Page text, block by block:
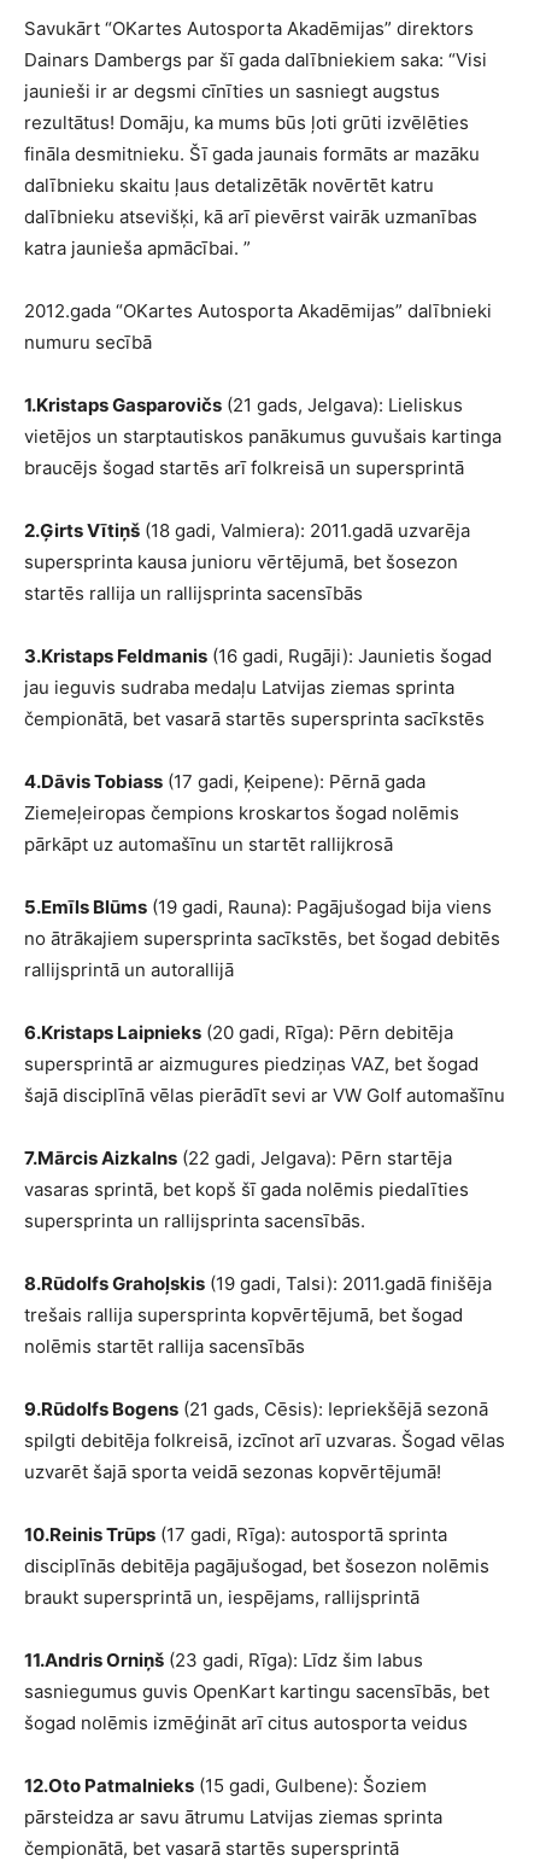
Savukārt “OKartes Autosporta Akadēmijas” direktors
Dainars Dambergs par šī gada dalībniekiem saka: “Visi
jaunieši ir ar degsmi cīnīties un sasniegt augstus
rezultātus! Domāju, ka mums būs ļoti grūti izvēlēties
fināla desmitnieku. Šī gada jaunais formāts ar mazāku
dalībnieku skaitu ļaus detalizētāk novērtēt katru
dalībnieku atsevišķi, kā arī pievērst vairāk uzmanības
katra jaunieša apmācībai. ”
2012.gada “OKartes Autosporta Akadēmijas” dalībnieki
numuru secībā
1.Kristaps Gasparovičs (21 gads, Jelgava): Lieliskus
vietējos un starptautiskos panākumus guvušais kartinga
braucējs šogad startēs arī folkreisā un supersprintā
2.Ģirts Vītiņš (18 gadi, Valmiera): 2011.gadā uzvarēja
supersprinta kausa junioru vērtējumā, bet šosezon
startēs rallija un rallijsprinta sacensībās
3.Kristaps Feldmanis (16 gadi, Rugāji): Jaunietis šogad
jau ieguvis sudraba medaļu Latvijas ziemas sprinta
čempionātā, bet vasarā startēs supersprinta sacīkstēs
4.Dāvis Tobiass (17 gadi, Ķeipene): Pērnā gada
Ziemeļeiropas čempions kroskartos šogad nolēmis
pārkāpt uz automašīnu un startēt rallijkrosā
5.Emīls Blūms (19 gadi, Rauna): Pagājušogad bija viens
no ātrākajiem supersprinta sacīkstēs, bet šogad debitēs
rallijsprintā un autorallijā
6.Kristaps Laipnieks (20 gadi, Rīga): Pērn debitēja
supersprintā ar aizmugures piedziņas VAZ, bet šogad
šajā disciplīnā vēlas pierādīt sevi ar VW Golf automašīnu
7.Mārcis Aizkalns (22 gadi, Jelgava): Pērn startēja
vasaras sprintā, bet kopš šī gada nolēmis piedalīties
supersprinta un rallijsprinta sacensībās.
8.Rūdolfs Grahoļskis (19 gadi, Talsi): 2011.gadā finišēja
trešais rallija supersprinta kopvērtējumā, bet šogad
nolēmis startēt rallija sacensībās
9.Rūdolfs Bogens (21 gads, Cēsis): Iepriekšējā sezonā
spilgti debitēja folkreisā, izcīnot arī uzvaras. Šogad vēlas
uzvarēt šajā sporta veidā sezonas kopvērtējumā!
10.Reinis Trūps (17 gadi, Rīga): autosportā sprinta
disciplīnās debitēja pagājušogad, bet šosezon nolēmis
braukt supersprintā un, iespējams, rallijsprintā
11.Andris Orniņš (23 gadi, Rīga): Līdz šim labus
sasniegumus guvis OpenKart kartingu sacensībās, bet
šogad nolēmis izmēģināt arī citus autosporta veidus
12.Oto Patmalnieks (15 gadi, Gulbene): Šoziem
pārsteidza ar savu ātrumu Latvijas ziemas sprinta
čempionātā, bet vasarā startēs supersprintā